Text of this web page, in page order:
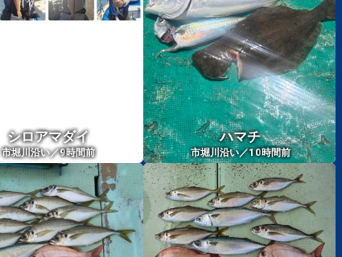
シロアマダイ
市堀川沿い／9時間前
ハマチ
市堀川沿い／10時間前